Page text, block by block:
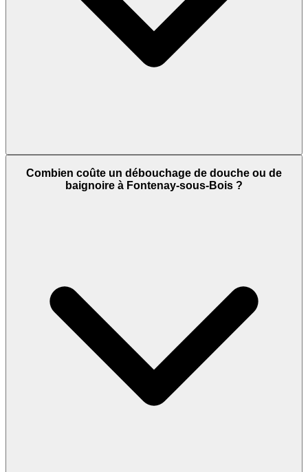
Combien coûte un débouchage de douche ou de
baignoire à Fontenay-sous-Bois ?